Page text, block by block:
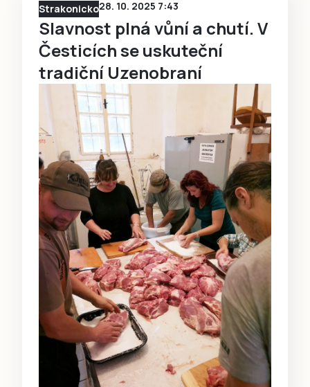
Strakonicko28. 10. 2025 7:43
Slavnost plná vůní a chutí. V
Česticích se uskuteční
tradiční Uzenobraní